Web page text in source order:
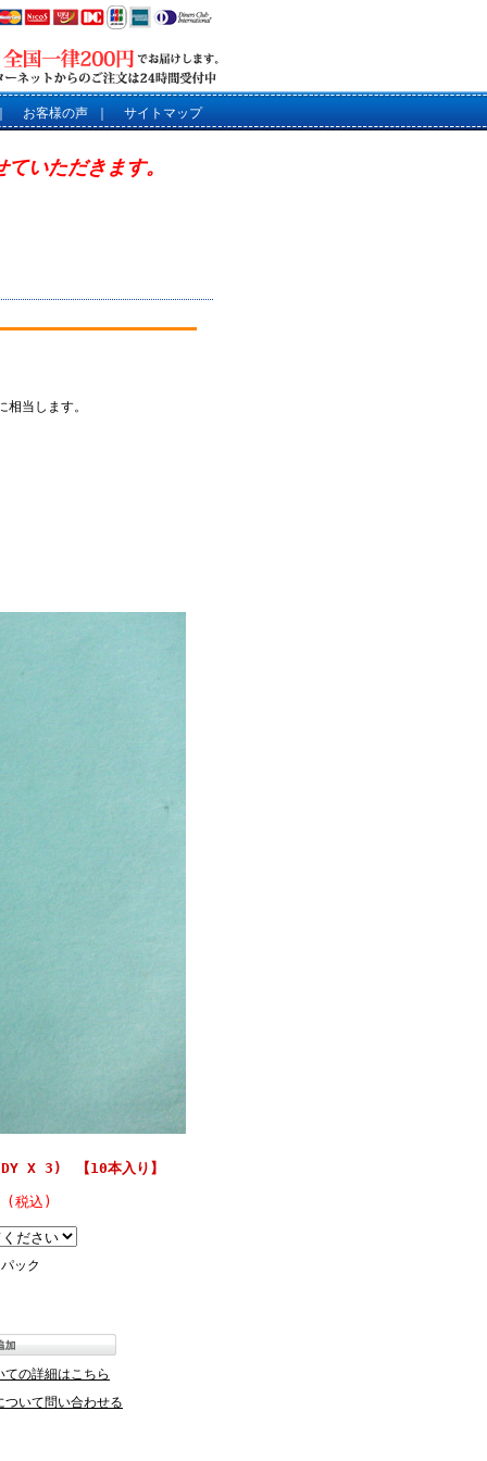
お客様の声 サイトマップ
いただきます。
当します。
X 3) 【10本入り】
(税込)
パック
ての詳細はこちら
ついて問い合わせる